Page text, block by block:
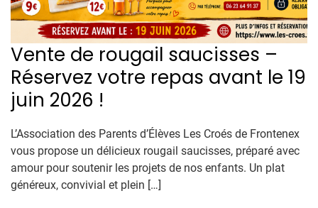
Vente de rougail saucisses –
Réservez votre repas avant le 19
juin 2026 !
L’Association des Parents d’Élèves Les Croés de Frontenex
vous propose un délicieux rougail saucisses, préparé avec
amour pour soutenir les projets de nos enfants. Un plat
généreux, convivial et plein […]